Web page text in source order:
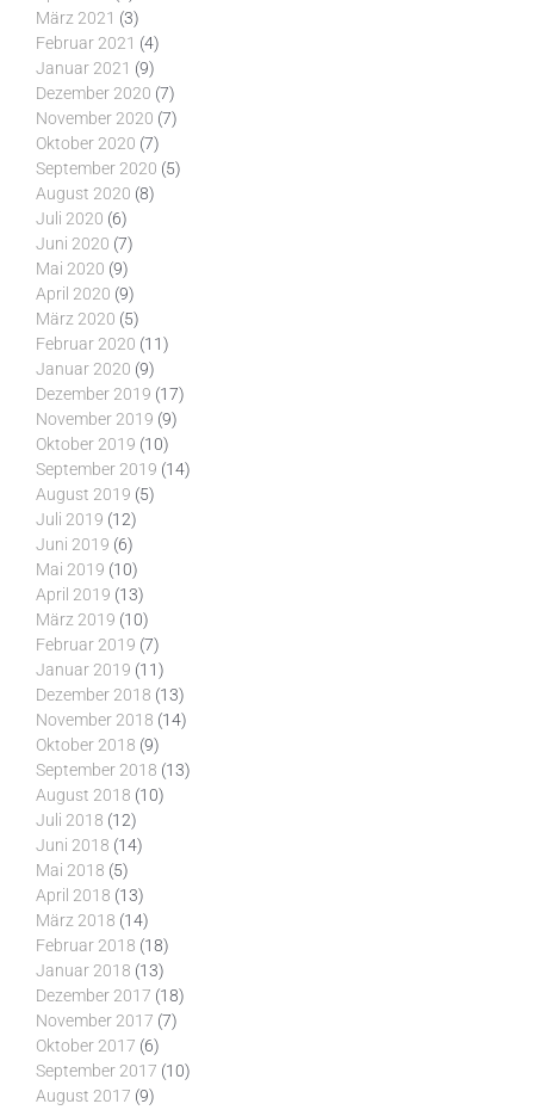
März 2021 (3)
Februar 2021 (4)
Januar 2021 (9)
Dezember 2020 (7)
November 2020 (7)
Oktober 2020 (7)
September 2020 (5)
August 2020 (8)
Juli 2020 (6)
Juni 2020 (7)
Mai 2020 (9)
April 2020 (9)
März 2020 (5)
Februar 2020 (11)
Januar 2020 (9)
Dezember 2019 (17)
November 2019 (9)
Oktober 2019 (10)
September 2019 (14)
August 2019 (5)
Juli 2019 (12)
Juni 2019 (6)
Mai 2019 (10)
April 2019 (13)
März 2019 (10)
Februar 2019 (7)
Januar 2019 (11)
Dezember 2018 (13)
November 2018 (14)
Oktober 2018 (9)
September 2018 (13)
August 2018 (10)
Juli 2018 (12)
Juni 2018 (14)
Mai 2018 (5)
April 2018 (13)
März 2018 (14)
Februar 2018 (18)
Januar 2018 (13)
Dezember 2017 (18)
November 2017 (7)
Oktober 2017 (6)
September 2017 (10)
August 2017 (9)